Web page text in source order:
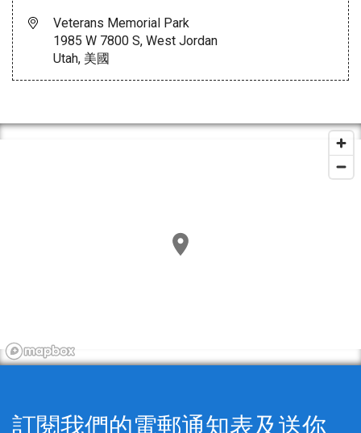
Veterans Memorial Park
1985 W 7800 S, West Jordan
Utah, 美國
訂閱我們的電郵通知表及送你